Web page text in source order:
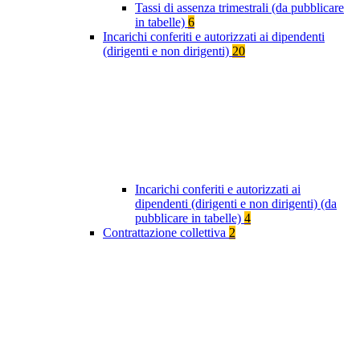
Tassi di assenza trimestrali (da pubblicare
in tabelle) 6
Incarichi conferiti e autorizzati ai dipendenti
(dirigenti e non dirigenti) 20
Incarichi conferiti e autorizzati ai
dipendenti (dirigenti e non dirigenti) (da
pubblicare in tabelle) 4
Contrattazione collettiva 2